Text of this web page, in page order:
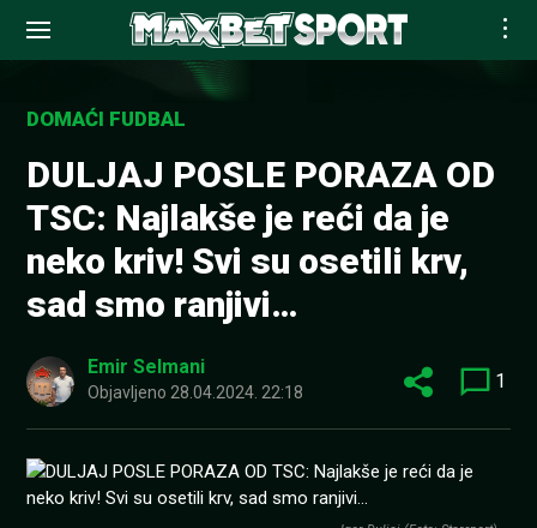
contentDOMAĆI FUDBAL
DULJAJ POSLE PORAZA OD
TSC: Najlakše je reći da je
neko kriv! Svi su osetili krv,
sad smo ranjivi…
Emir Selmani
Objavljeno 28.04.2024. 22:18 1